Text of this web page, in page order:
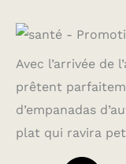
Avec l’arrivée de
prêtent
d’empanadas
plat qui ravira